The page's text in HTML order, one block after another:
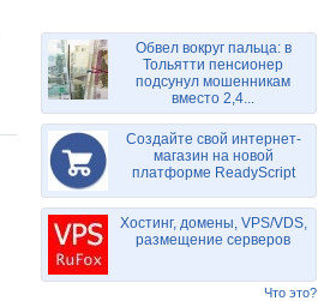
Обвел вокруг пальца: в
Тольятти пенсионер
подсунул мошенникам
вместо 2,4...
Создайте свой интернет-
магазин на новой
платформе ReadyScript
Хостинг, домены, VPS/VDS,
размещение серверов
Что это?